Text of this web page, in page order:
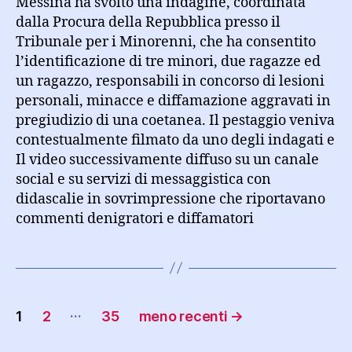
dalla Procura della Repubblica presso il
Tribunale per i Minorenni, che ha consentito
l’identificazione di tre minori, due ragazze ed
un ragazzo, responsabili in concorso di lesioni
personali, minacce e diffamazione aggravati in
pregiudizio di una coetanea. Il pestaggio veniva
contestualmente filmato da uno degli indagati e
Il video successivamente diffuso su un canale
social e su servizi di messaggistica con
didascalie in sovrimpressione che riportavano
commenti denigratori e diffamatori
Paginazione
1 2 … 35 meno recenti →